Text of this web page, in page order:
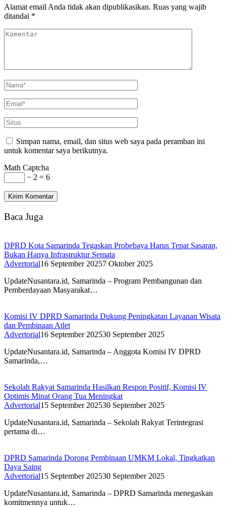
Alamat email Anda tidak akan dipublikasikan. Ruas yang wajib
ditandai *
Simpan nama, email, dan situs web saya pada peramban ini
untuk komentar saya berikutnya.
Math Captcha
− 2 = 6
Baca Juga
DPRD Kota Samarinda Tegaskan Probebaya Harus Tepat Sasaran,
Bukan Hanya Infrastruktur Semata
Advertorial16 September 20257 Oktober 2025
UpdateNusantara.id, Samarinda – Program Pembangunan dan
Pemberdayaan Masyarakat…
Komisi IV DPRD Samarinda Dukung Peningkatan Layanan Wisata
dan Pembinaan Atlet
Advertorial16 September 202530 September 2025
UpdateNusantara.id, Samarinda – Anggota Komisi IV DPRD
Samarinda,…
Sekolah Rakyat Samarinda Hasilkan Respon Positif, Komisi IV
Optimis Minat Orang Tua Meningkat
Advertorial15 September 202530 September 2025
UpdateNusantara.id, Samarinda – Sekolah Rakyat Terintegrasi
pertama di…
DPRD Samarinda Dorong Pembinaan UMKM Lokal, Tingkatkan
Daya Saing
Advertorial15 September 202530 September 2025
UpdateNusantara.id, Samarinda – DPRD Samarinda menegaskan
komitmennya untuk…